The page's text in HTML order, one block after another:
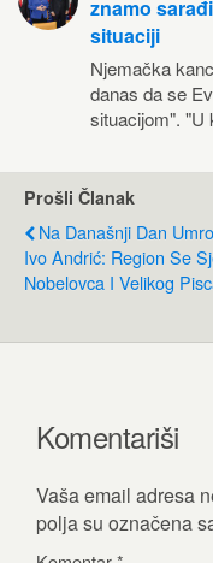
znamo
situaciji
Njemačka
danas da se
situacijom".
Prošli Članak
Na Današnji Dan
Ivo Andrić: Region Se
Nobelovca I Velikog
Komentariši
Vaša email adresa
polja su označena